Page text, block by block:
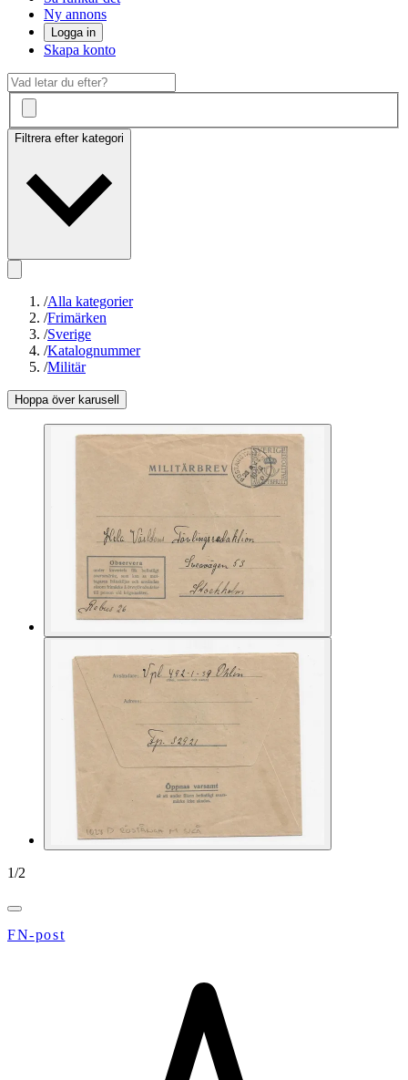
Ny annons
Logga in
Skapa konto
Filtrera efter kategori
/Alla kategorier
/Frimärken
/Sverige
/Katalognummer
/Militär
Hoppa över karusell
1/2
FN-post